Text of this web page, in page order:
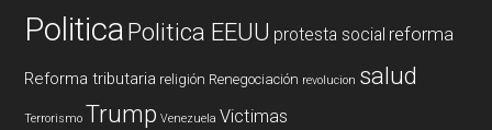
PoliticaPolitica EEUU protesta social reforma
Reforma tributaria religión Renegociación revolucion salud
Terrorismo Trump Venezuela Victimas